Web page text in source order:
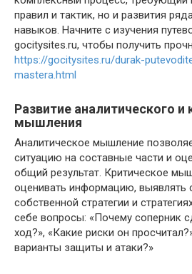
правил и тактик, но и развития
навыков. Начните с изучения
gocitysites.ru, чтобы получить
https://gocitysites.ru/durak-
mastera.html
Развитие аналитического и
мышления
Аналитическое мышление
ситуацию на составные части и
общий результат. Критическое
оценивать информацию, выявлять
собственной стратегии и
себе вопросы: «Почему соперник
ход?», «Какие риски он
варианты защиты и атаки?»